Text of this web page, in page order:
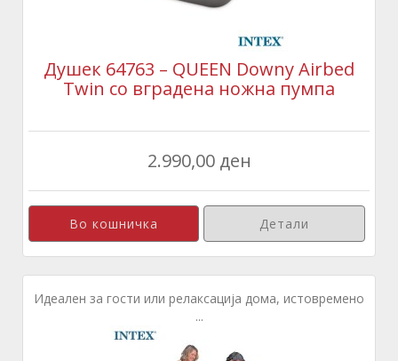
Душек 64763 – QUEEN Downy Airbed
Twin со вградена ножна пумпа
2.990,00 ден
Детали
Идеален за гости или релаксација дома, истовремено
...